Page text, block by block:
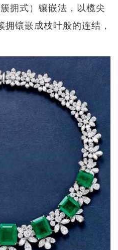
拥式）镶嵌法，以榄尖
镶嵌成枝叶般的连结，